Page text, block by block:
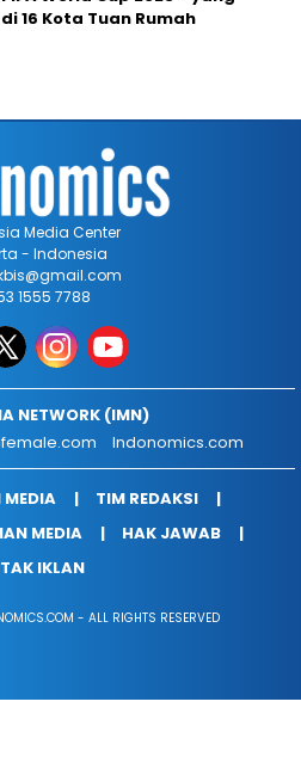
16 Kota Tuan Rumah
Media Center
- Indonesia
1555 7788
NETWORK (IMN)
Indonomics.com
MEDIA
TIM REDAKSI
MEDIA
HAK JAWAB
IKLAN
- ALL RIGHTS RESERVED